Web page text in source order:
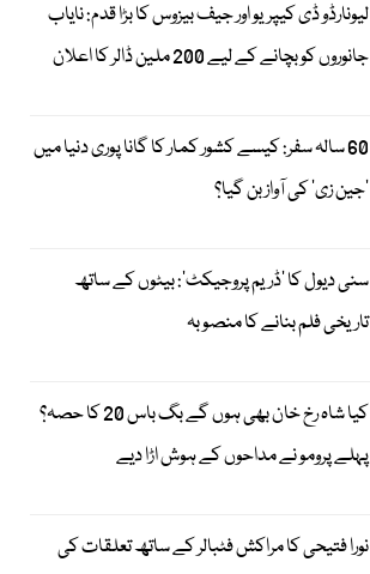
لیونارڈو ڈی کیپریو اور جیف بیزوس کا بڑا قدم: نایاب
جانوروں کو بچانے کے لیے 200 ملین ڈالر کا اعلان
60 سالہ سفر: کیسے کشور کمار کا گانا پوری دنیا میں
’جین زی‘ کی آواز بن گیا؟
سنی دیول کا ’ڈریم پروجیکٹ‘: بیٹوں کے ساتھ
تاریخی فلم بنانے کا منصوبہ
کیا شاہ رخ خان بھی ہوں گے بگ باس 20 کا حصہ؟
پہلے پرومو نے مداحوں کے ہوش اڑا دیے
نورا فتیحی کا مراکش فٹبالر کے ساتھ تعلقات کی